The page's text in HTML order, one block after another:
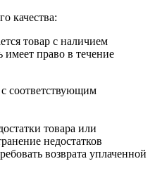
качества:
товар с наличием
имеет право в течение
соответствующим
товара или
недостатков
возврата уплаченной